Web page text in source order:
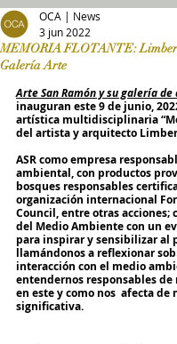
MEMORIA FLOTANTE:
Galería Arte
OCA | News
3 jun 2022
Arte San Ramón y su galería de
inauguran este 9 de junio,
artística multidisciplinaria
del artista y arquitecto
ASR como empresa
ambiental, con productos
bosques responsables
organización internacional
Council, entre otras acciones;
del Medio Ambiente con un
para inspirar y sensibilizar al
llamándonos a reflexionar
interacción con el medio
entendernos responsables
en este y como nos  afecta de
significativa.